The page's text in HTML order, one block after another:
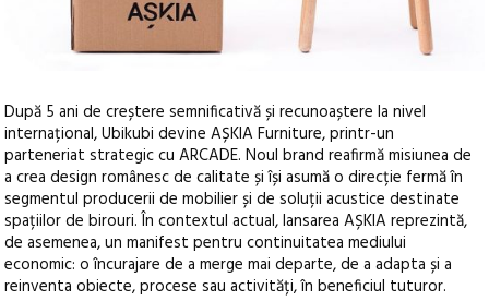
După 5 ani de creștere semnificativă și recunoaștere la nivel
internațional, Ubikubi devine AȘKIA Furniture, printr-un
parteneriat strategic cu ARCADE. Noul brand reafirmă misiunea de
a crea design românesc de calitate și își asumă o direcție fermă în
segmentul producerii de mobilier și de soluții acustice destinate
spațiilor de birouri. În contextul actual, lansarea AȘKIA reprezintă,
de asemenea, un manifest pentru continuitatea mediului
economic: o încurajare de a merge mai departe, de a adapta și a
reinventa obiecte, procese sau activități, în beneficiul tuturor.